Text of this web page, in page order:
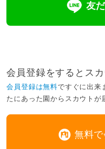
友
会員登録をするとスカ
会員登録は無料ですぐに出来
たにあった園からスカウトが
無料